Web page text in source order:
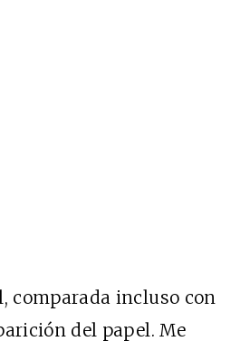
comparada incluso con
del papel. Me